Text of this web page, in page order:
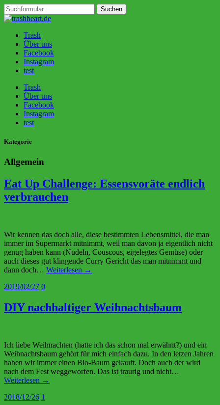
Trash
Über uns
Facebook
Instagram
test
Trash
Über uns
Facebook
Instagram
test
Kategorie
Allgemein
Eat Up Challenge: Essensvoräte endlich
verbrauchen
Wir kennen das doch alle, diese bestimmten Lebensmittel, die man
immer im Supermarkt mitnimmt, weil man davon ja eigentlich nicht
genug haben kann (Nudeln, Couscous, eigelegtes Gemüse) oder
auch dieses gut klingende Curry Gericht das man mitnimmt und
dann doch… Weiterlesen →
2019/02/27 0
DIY nachhaltiger Weihnachtsbaum
Ich liebe Weihnachten (hatte ich das schon mal erwähnt?) und ein
Weihnachtsbaum gehört für mich einfach dazu. In den letzen Jahren
haben wir immer einen Bio-Baum gekauft. Doch auch der wird
nach dem Fest weggeworfen. Das ist traurig und nicht…
Weiterlesen →
2018/12/26 1